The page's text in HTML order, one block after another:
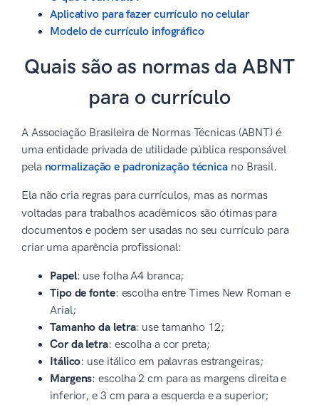
Aplicativo para fazer currículo no celular
Modelo de currículo infográfico
Quais são as normas da ABNT
para o currículo
A Associação Brasileira de Normas Técnicas (ABNT) é
uma entidade privada de utilidade pública responsável
pela normalização e padronização técnica no Brasil.
Ela não cria regras para currículos, mas as normas
voltadas para trabalhos acadêmicos são ótimas para
documentos e podem ser usadas no seu currículo para
criar uma aparência profissional:
Papel: use folha A4 branca;
Tipo de fonte: escolha entre Times New Roman e
Arial;
Tamanho da letra: use tamanho 12;
Cor da letra: escolha a cor preta;
Itálico: use itálico em palavras estrangeiras;
Margens: escolha 2 cm para as margens direita e
inferior, e 3 cm para a esquerda e a superior;